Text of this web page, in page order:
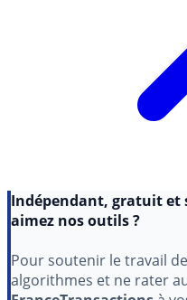
aimez nos outils ?
Pour soutenir le travail